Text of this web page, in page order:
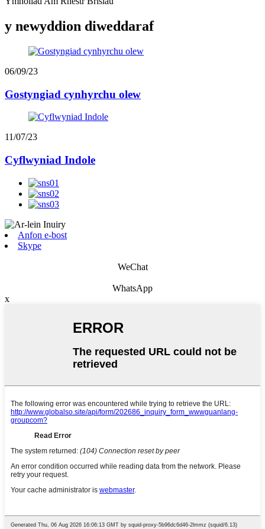
y newyddion diweddaraf
06/09/23
Gostyngiad cynhyrchu olew
11/07/23
Cyflwyniad Indole
Anfon e-bost
Skype
WeChat
WhatsApp
x